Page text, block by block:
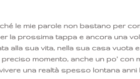
le mie parole non bastano per
la prossima tappa e ancora una
alla sua vita, nella sua casa vuota
momento, anche un po' con
una realtà spesso lontana